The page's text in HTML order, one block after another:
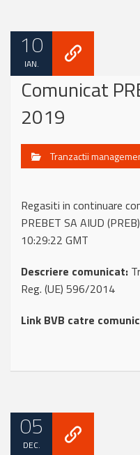
10
IAN.
Comunicat
2019
Tranzactii
Regasiti in continuare
PREBET SA AIUD
10:29:22 GMT
Descriere comunicat:
Reg. (UE) 596/2014
Link BVB catre
05
DEC.